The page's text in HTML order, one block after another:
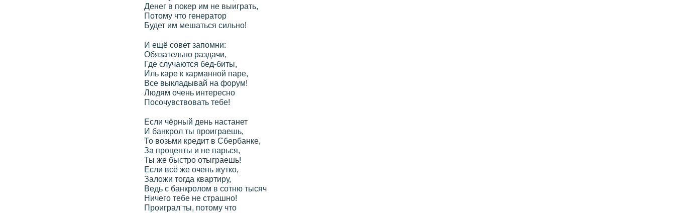
Денег в покер им не выиграть,
Потому что генератор
Будет им мешаться сильно!
И ещё совет запомни:
Обязательно раздачи,
Где случаются бед-биты,
Иль каре к карманной паре,
Все выкладывай на форум!
Людям очень интересно
Посочувствовать тебе!
Если чёрный день настанет
И банкрол ты проиграешь,
То возьми кредит в Сбербанке,
За проценты и не парься,
Ты же быстро отыграешь!
Если всё же очень жутко,
Заложи тогда квартиру,
Ведь с банкролом в сотню тысяч
Ничего тебе не страшно!
Проиграл ты, потому что